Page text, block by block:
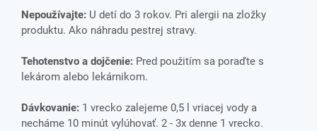
Nepoužívajte: U detí do 3 rokov. Pri alergii na zložky
produktu. Ako náhradu pestrej stravy.
Tehotenstvo a dojčenie: Pred použitím sa poraďte s
lekárom alebo lekárnikom.
Dávkovanie: 1 vrecko zalejeme 0,5 l vriacej vody a
necháme 10 minút vylúhovať. 2 - 3x denne 1 vrecko.